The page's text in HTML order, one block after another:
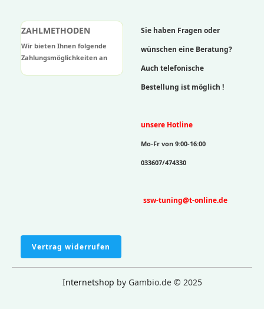
ZAHLMETHODEN
Wir bieten Ihnen folgende
Zahlungsmöglichkeiten an
Sie haben Fragen oder
wünschen eine Beratung?
Auch telefonische
Bestellung ist möglich !
unsere Hotline
Mo-Fr von 9:00-16:00
033607/474330
ssw-tuning@t-online.de
Vertrag widerrufen
Internetshop by Gambio.de © 2025